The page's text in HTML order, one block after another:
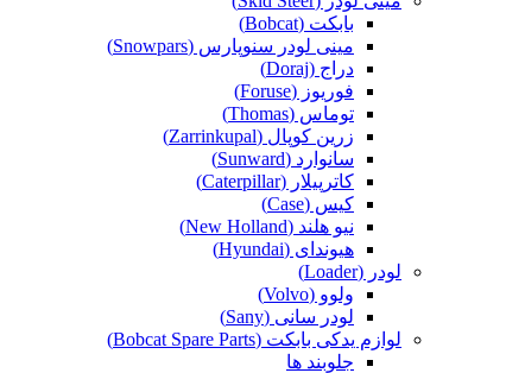
بابکت (Bobcat)
مینی لودر سنوپارس (Snowpars)
دراج (Doraj)
فوریوز (Foruse)
توماس (Thomas)
زرین کوپال (Zarrinkupal)
سانوارد (Sunward)
کاترپیلار (Caterpillar)
کیس (Case)
نیو هلند (New Holland)
هیوندای (Hyundai)
لودر (Loader)
ولوو (Volvo)
لودر سانی (Sany)
لوازم یدکی بابکت (Bobcat Spare Parts)
جلوبند ها